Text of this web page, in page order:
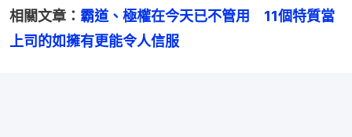
相關文章： 霸道、極權在今天已不管用　11個特質當
上司的如擁有更能令人信服